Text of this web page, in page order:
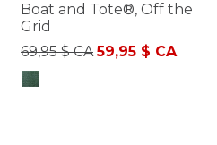
Boat and Tote®, Off the
Grid
Prix réduit de
69,95 $ CAà59,95 $ CA